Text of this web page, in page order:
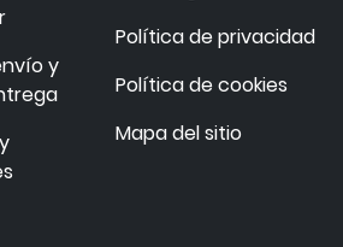
y
Política de privacidad
Política de cookies
Mapa del sitio